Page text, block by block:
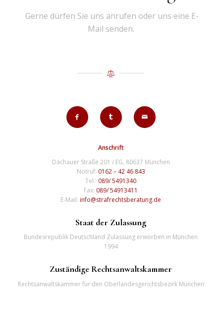
Gerne dürfen Sie uns anrufen oder uns eine E-
Mail senden.
Anschrift
Dachauer Straße 201 / EG, 80637 München
Notruf: 0162 – 42 46 843
Tel.: 089/ 5491340
Fax: 089/ 54913411
E-Mail:info@strafrechtsberatung.de
Staat der Zulassung
Bundesrepublik Deutschland Zulassung erworben in München
1994
Zuständige Rechtsanwaltskammer
Rechtsanwaltskammer für den Oberlandesgerichtsbezirk München